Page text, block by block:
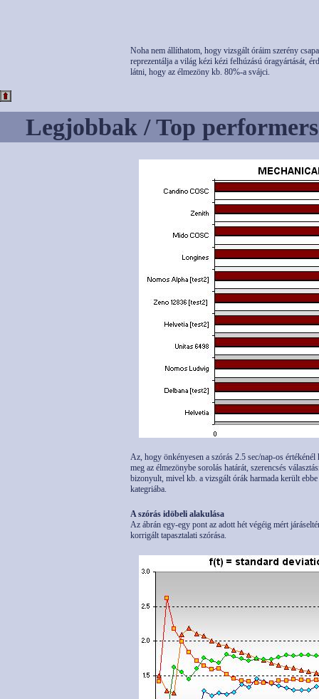
Noha nem állíthatom, hogy vizsgált óráim szerény
reprezentálja a világ kézi kézi felhúzású óragyártását,
látni, hogy az élmezöny kb. 80%-a svájci.
Legjobbak / Top performers
Az, hogy önkényesen a szórás 2.5 sec/nap-os értékénél
meg az élmezönybe sorolás határát, szerencsés
bizonyult, mivel kb. a vizsgált órák harmada került ebbe
kategriába.
A szórás idöbeli alakulása
Az ábrán egy-egy pont az adott hét végéig mért
korrigált tapasztalati szórása.